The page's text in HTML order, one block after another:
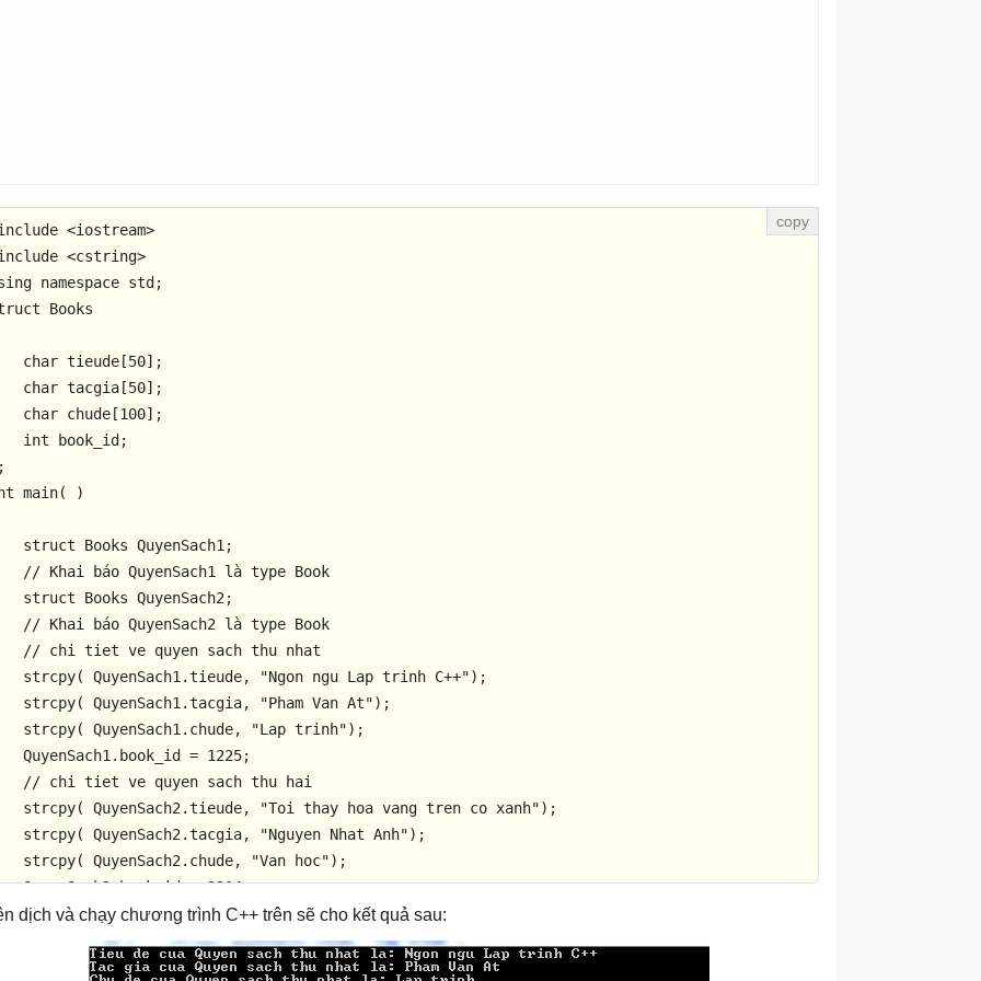
<iostream>
<cstring>
namespace
Books
char tieude[50];
char tacgia[50];
char chude[100];
int book_id;
main( )
struct
Books QuyenSach1;
// Khai báo QuyenSach1 là type Book
struct
Books QuyenSach2;
// Khai báo QuyenSach2 là type Book
// chi tiet ve quyen sach thu nhat
strcpy( QuyenSach1.tieude, "Ngon ngu Lap trinh C++");
strcpy( QuyenSach1.tacgia, "Pham Van At");
strcpy( QuyenSach1.chude, "Lap trinh");
QuyenSach1.book_id =
1225;
// chi tiet ve quyen sach thu hai
strcpy( QuyenSach2.tieude, "Toi thay hoa vang tren co xanh");
strcpy( QuyenSach2.tacgia, "Nguyen Nhat Anh");
strcpy( QuyenSach2.chude, "Van hoc");
QuyenSach2.book_id =
3214;
// in thong tin ve QuyenSach1
"Tieu de cua Quyen sach thu nhat la: " << QuyenSach1.tieude <<endl;
cout <<
"Tac gia cua Quyen sach thu nhat la: " << QuyenSach1.tacgia <<endl;
dịch và chạy chương trình C++ trên sẽ cho kết quả sau: